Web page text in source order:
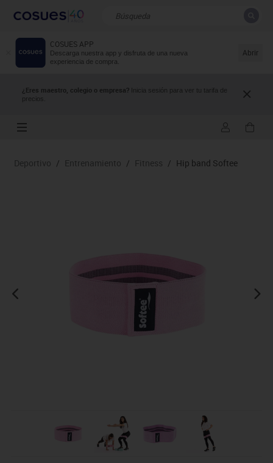
COSUES APP
Descarga nuestra app y disfruta de una nueva
experiencia de compra.
Abrir
¿Eres maestro, colegio o empresa? Inicia sesión para ver tu tarifa de
precios.
Resultados de la búsqueda
Deportivo / Entrenamiento / Fitness / Hip band Softee